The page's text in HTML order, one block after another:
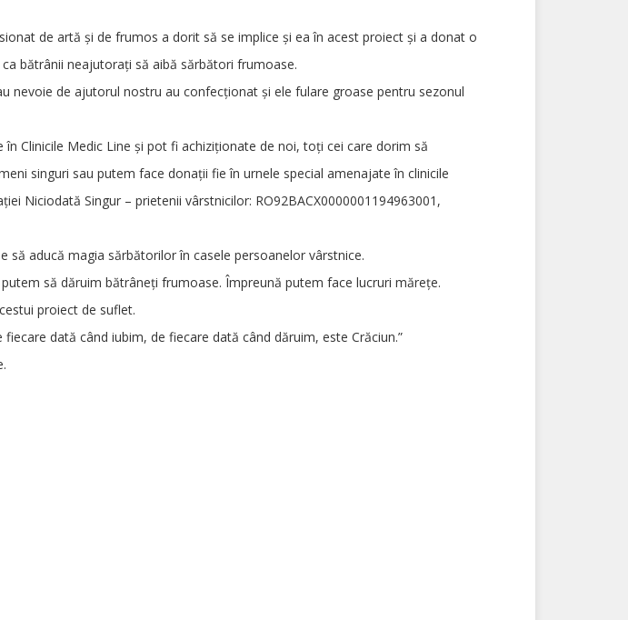
de artă și de frumos a dorit să se implice și ea în acest proiect și a donat o
bătrânii neajutorați să aibă sărbători frumoase.
nevoie de ajutorul nostru au confecționat și ele fulare groase pentru sezonul
Clinicile Medic Line și pot fi achiziționate de noi, toți cei care dorim să
singuri sau putem face donații fie în urnele special amenajate în clinicile
Niciodată Singur – prietenii vârstnicilor: RO92BACX0000001194963001,
să aducă magia sărbătorilor în casele persoanelor vârstnice.
să dăruim bătrâneți frumoase. Împreună putem face lucruri mărețe.
proiect de suflet.
fiecare dată când iubim, de fiecare dată când dăruim, este Crăciun.”